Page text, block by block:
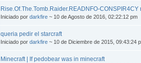
Rise.Of.The.Tomb.Raider.READNFO-CONSPIR4CY
Iniciado por darkfire ~ 10 de Agosto de 2016, 02:22:12 pm
queria pedir el starcraft
Iniciado por darkfire ~ 10 de Diciembre de 2015, 09:43:24
Minecraft | If pedobear was in minecraft